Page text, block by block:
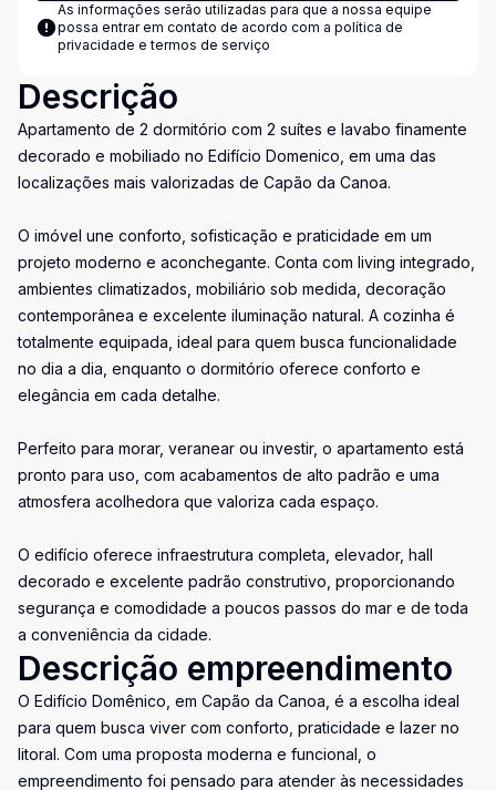
As informações serão utilizadas para que a nossa equipe
possa entrar em contato de acordo com a política de
privacidade e termos de serviço
Descrição
Apartamento de 2 dormitório com 2 suítes e lavabo finamente
decorado e mobiliado no Edifício Domenico, em uma das
localizações mais valorizadas de Capão da Canoa.
O imóvel une conforto, sofisticação e praticidade em um
projeto moderno e aconchegante. Conta com living integrado,
ambientes climatizados, mobiliário sob medida, decoração
contemporânea e excelente iluminação natural. A cozinha é
totalmente equipada, ideal para quem busca funcionalidade
no dia a dia, enquanto o dormitório oferece conforto e
elegância em cada detalhe.
Perfeito para morar, veranear ou investir, o apartamento está
pronto para uso, com acabamentos de alto padrão e uma
atmosfera acolhedora que valoriza cada espaço.
O edifício oferece infraestrutura completa, elevador, hall
decorado e excelente padrão construtivo, proporcionando
segurança e comodidade a poucos passos do mar e de toda
a conveniência da cidade.
Descrição empreendimento
O Edifício Domênico, em Capão da Canoa, é a escolha ideal
para quem busca viver com conforto, praticidade e lazer no
litoral. Com uma proposta moderna e funcional, o
empreendimento foi pensado para atender às necessidades